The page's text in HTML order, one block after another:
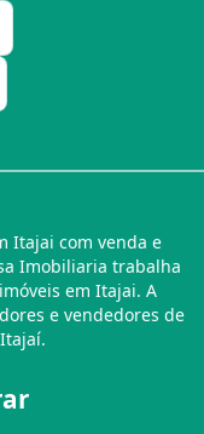
Itajai com venda e
Imobiliaria trabalha
em Itajai. A
e vendedores de